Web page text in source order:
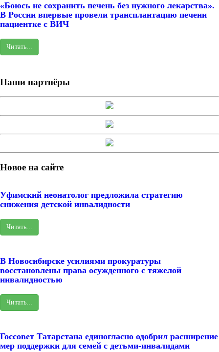
«Боюсь не сохранить печень без нужного лекарства».
В России впервые провели трансплантацию печени
пациентке с ВИЧ
Читать...
Наши партнёры
Новое на сайте
Уфимский неонатолог предложила стратегию
снижения детской инвалидности
Читать...
В Новосибирске усилиями прокуратуры
восстановлены права осужденного с тяжелой
инвалидностью
Читать...
Госсовет Татарстана единогласно одобрил расширение
мер поддержки для семей с детьми-инвалидами